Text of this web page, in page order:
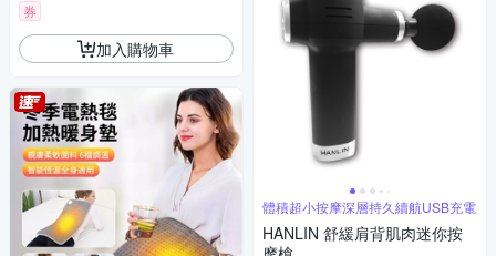
券
加入購物車
體積超小按摩深層持久續航USB充電
HANLIN 舒緩肩背肌肉迷你按